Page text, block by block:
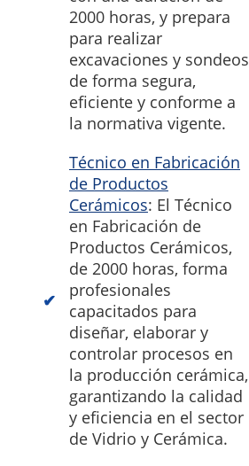
2000 horas, y prepara
para realizar
excavaciones y sondeos
de forma segura,
eficiente y conforme a
la normativa vigente.
Técnico en Fabricación
de Productos
Cerámicos: El Técnico
en Fabricación de
Productos Cerámicos,
de 2000 horas, forma
profesionales
capacitados para
diseñar, elaborar y
controlar procesos en
la producción cerámica,
garantizando la calidad
y eficiencia en el sector
de Vidrio y Cerámica.